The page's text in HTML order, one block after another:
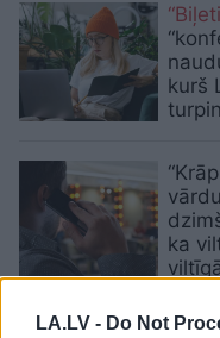
LA.LV - Do Not
“Biļeti
kurš
ka